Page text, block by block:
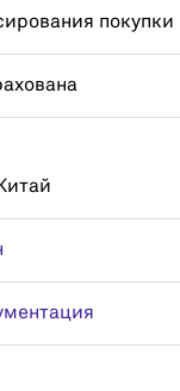
покупки